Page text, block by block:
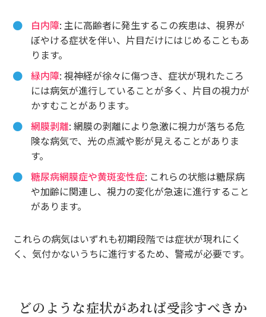
白内障: 主に高齢者に発生するこの疾患は、視界が
ぼやける症状を伴い、片目だけにはじめることもあ
ります。
緑内障: 視神経が徐々に傷つき、症状が現れたころ
には病気が進行していることが多く、片目の視力が
かすむことがあります。
網膜剥離: 網膜の剥離により急激に視力が落ちる危
険な病気で、光の点滅や影が見えることがありま
す。
糖尿病網膜症や黄斑変性症: これらの状態は糖尿病
や加齢に関連し、視力の変化が急速に進行すること
があります。
これらの病気はいずれも初期段階では症状が現れにく
く、気付かないうちに進行するため、警戒が必要です。
どのような症状があれば受診すべきか